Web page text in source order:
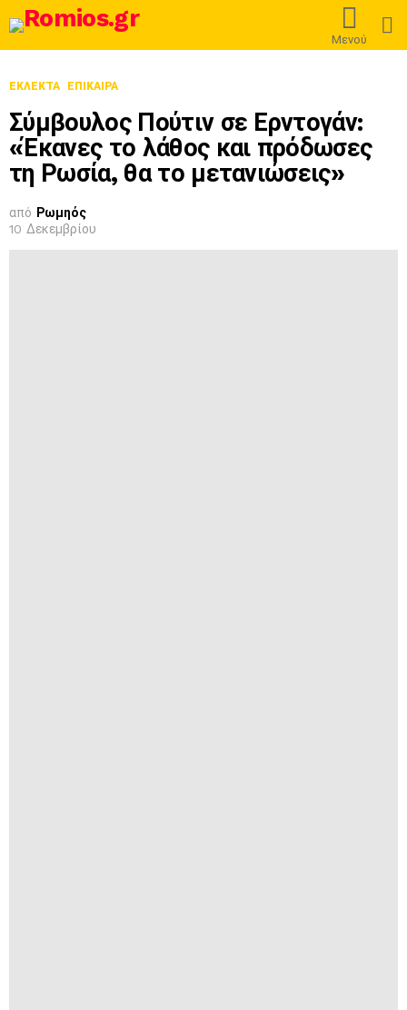
Μενού
ΕΚΛΕΚΤΆ ΕΠΊΚΑΙΡΑ
Σύμβουλος Πούτιν σε Ερντογάν:
«Έκανες το λάθος και πρόδωσες
τη Ρωσία, θα το μετανιώσεις»
από Ρωμηός
10 Δεκεμβρίου